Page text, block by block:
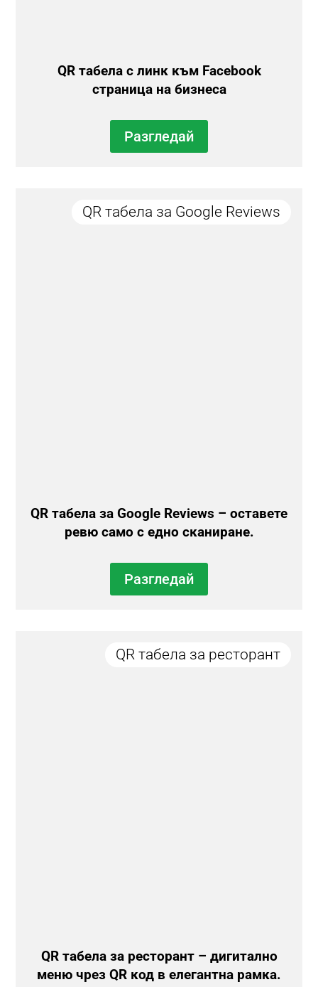
QR табела с линк към Facebook
страница на бизнеса
Разгледай
QR табела за Google Reviews
QR табела за Google Reviews – оставете
ревю само с едно сканиране.
Разгледай
QR табела за ресторант
QR табела за ресторант – дигитално
меню чрез QR код в елегантна рамка.